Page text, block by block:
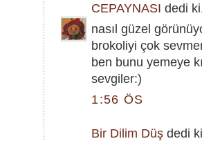
CEPAYNASI dedi
nasıl güzel
brokoliyi çok
ben bunu yemeye
sevgiler:)
1:56 ÖS
Bir Dilim Düş dedi